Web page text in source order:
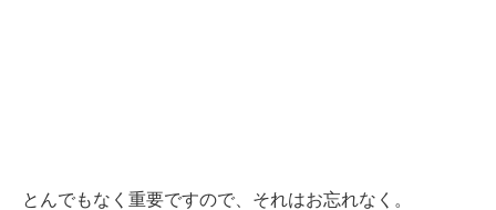
とんでもなく重要ですので、それはお忘れなく。